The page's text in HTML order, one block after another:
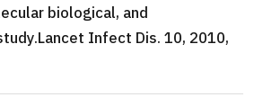
biological, and
Infect Dis. 10, 2010,